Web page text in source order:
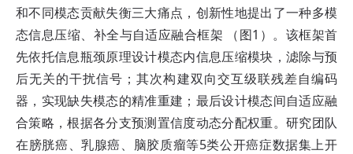
和不同模态贡献失衡三大痛点，创新性地提出了一种多模
态信息压缩、补全与自适应融合框架 （图1）。该框架首
先依托信息瓶颈原理设计模态内信息压缩模块，滤除与预
后无关的干扰信号；其次构建双向交互级联残差自编码
器，实现缺失模态的精准重建；最后设计模态间自适应融
合策略，根据各分支预测置信度动态分配权重。研究团队
在膀胱癌、乳腺癌、脑胶质瘤等5类公开癌症数据集上开